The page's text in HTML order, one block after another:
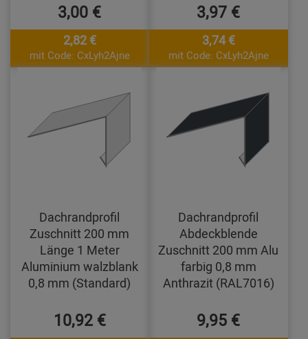
3,00 €
2,82 €
mit Code: CxLyh2Ajne
3,97 €
3,74 €
mit Code: CxLyh2Ajne
Dachrandprofil
Zuschnitt 200 mm
Länge 1 Meter
Aluminium walzblank
0,8 mm (Standard)
10,92 €
Dachrandprofil
Abdeckblende
Zuschnitt 200 mm Alu
farbig 0,8 mm
Anthrazit (RAL7016)
9,95 €